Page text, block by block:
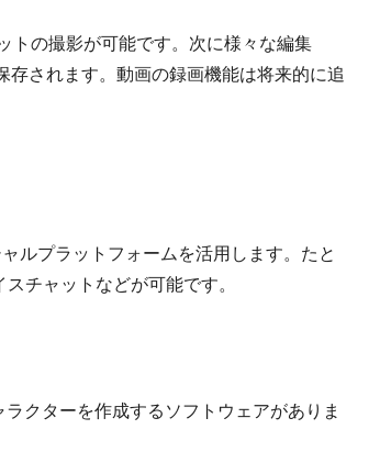
トの撮影が可能です。次に様々な編集
存されます。動画の録画機能は将来的に追
ルプラットフォームを活用します。たと
チャットなどが可能です。
クターを作成するソフトウェアがありま